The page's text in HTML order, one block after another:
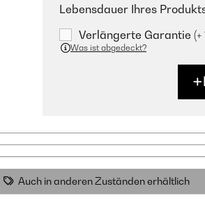
Lebensdauer Ihres
Verlängerte Garantie (+
Was ist abgedeckt?
Auch in anderen Zuständen erhältlich